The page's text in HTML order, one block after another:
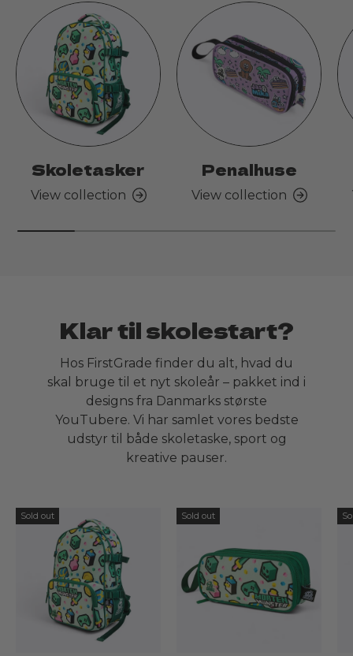
Skoletasker
View collection
Penalhuse
View collection
Klar til skolestart?
Hos FirstGrade finder du alt, hvad du
skal bruge til et nyt skoleår – pakket ind i
designs fra Danmarks største
YouTubere. Vi har samlet vores bedste
udstyr til både skoletaske, sport og
kreative pauser.
Sold out Sold out